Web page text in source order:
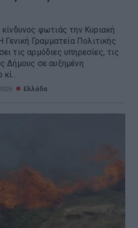
φωτιάς την Κυριακή
Γενική Γραμματεία Πολιτικής
τις αρμόδιες υπηρεσίες, τις
Δήμους σε αυξημένη
Ελλάδα